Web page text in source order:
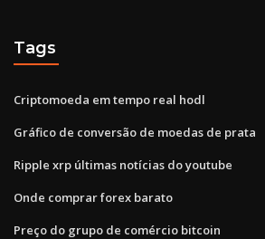
Tags
Criptomoeda em tempo real hodl
Gráfico de conversão de moedas de prata
Ripple xrp últimas notícias do youtube
Onde comprar forex barato
Preço do grupo de comércio bitcoin